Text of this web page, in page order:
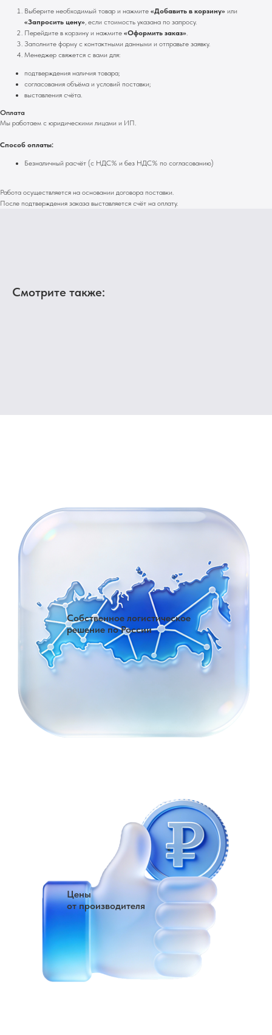
Выберите необходимый товар и нажмите «Добавить в корзину» или
«Запросить цену», если стоимость указана по запросу.
Перейдите в корзину и нажмите «Оформить заказ».
Заполните форму с контактными данными и отправьте заявку.
Менеджер свяжется с вами для:
подтверждения наличия товара;
согласования объёма и условий поставки;
выставления счёта.
Оплата
Мы работаем с юридическими лицами и ИП.
Способ оплаты:
Безналичный расчёт (с НДС% и без НДС% по согласованию)
Работа осуществляется на основании договора поставки.
После подтверждения заказа выставляется счёт на оплату.
Смотрите также:
Собственное логистическое
решение по России
Цены
от производителя